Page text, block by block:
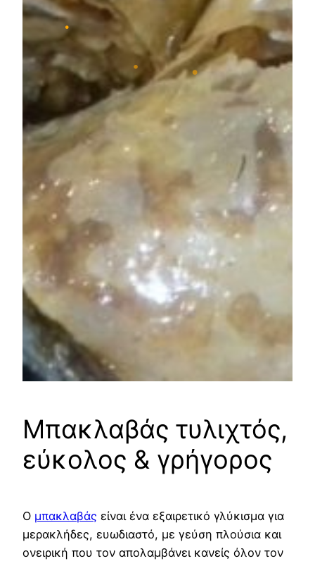
•
•
•
•
•
Μπακλαβάς τυλιχτός,
εύκολος & γρήγορος
Ο μπακλαβάς είναι ένα εξαιρετικό γλύκισμα για
μερακλήδες, ευωδιαστό, με γεύση πλούσια και
ονειρική που τον απολαμβάνει κανείς όλον τον